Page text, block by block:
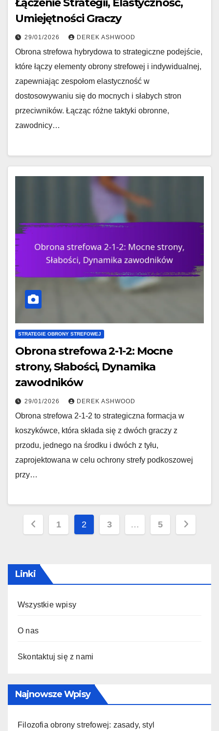
Łączenie Strategii, Elastyczność,
Umiejętności Graczy
29/01/2026 DEREK ASHWOOD
Obrona strefowa hybrydowa to strategiczne podejście,
które łączy elementy obrony strefowej i indywidualnej,
zapewniając zespołom elastyczność w
dostosowywaniu się do mocnych i słabych stron
przeciwników. Łącząc różne taktyki obronne,
zawodnicy…
STRATEGIE OBRONY STREFOWEJ
Obrona strefowa 2-1-2: Mocne
strony, Słabości, Dynamika
zawodników
29/01/2026 DEREK ASHWOOD
Obrona strefowa 2-1-2 to strategiczna formacja w
koszykówce, która składa się z dwóch graczy z
przodu, jednego na środku i dwóch z tyłu,
zaprojektowana w celu ochrony strefy podkoszowej
przy…
Posts
1 2 3 … 5
Linki
Wszystkie wpisy
O nas
Skontaktuj się z nami
Najnowsze Wpisy
Filozofia obrony strefowej: zasady, styl